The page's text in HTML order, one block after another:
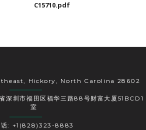
C15710.pdf
Hickory, North Carolina 28602
深圳市福田区福华三路88号财富大厦51BCD1
室
话: +1(828)323-8883